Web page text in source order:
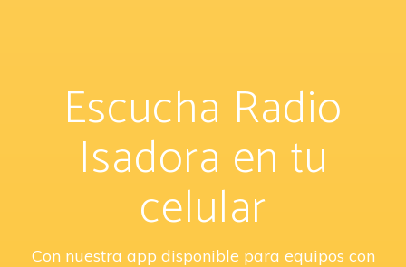
Escucha Radio
Isadora en tu
celular
Con nuestra app disponible para equipos con